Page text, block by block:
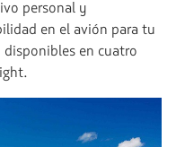
personal y
en el avión para tu
en cuatro